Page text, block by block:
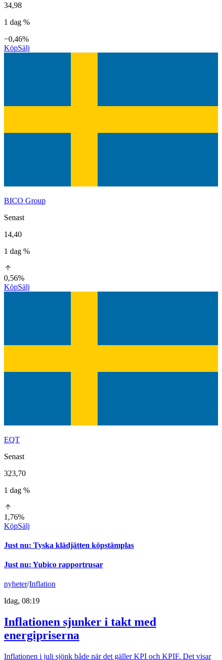
34,98
1 dag %
−0,46%
KöpSälj
BICO Group
Senast
14,40
1 dag %
0,56%
KöpSälj
EQT
Senast
323,70
1 dag %
1,76%
KöpSälj
Just nu: Tyska klädjätten köpstämplas
Just nu: Yubico rapportrusar
nyheter/Inflation
Idag, 08:19
Inflationen sjunker i takt med
energipriserna
Inflationen i juli sjönk både när det gäller KPI och KPIF. Det visar